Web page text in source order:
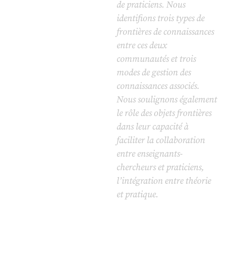
de praticiens. Nous
identifions trois types de
frontières de connaissances
entre ces deux
communautés et trois
modes de gestion des
connaissances associés.
Nous soulignons également
le rôle des objets frontières
dans leur capacité à
faciliter la collaboration
entre enseignants-
chercheurs et praticiens,
l’intégration entre théorie
et pratique.